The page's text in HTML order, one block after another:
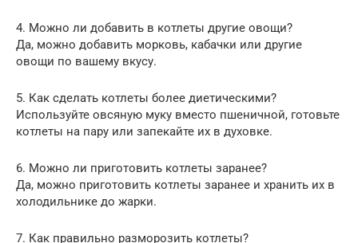
4. Можно ли добавить в котлеты другие овощи?
Да, можно добавить морковь, кабачки или другие
овощи по вашему вкусу.
5. Как сделать котлеты более диетическими?
Используйте овсяную муку вместо пшеничной, готовьте
котлеты на пару или запекайте их в духовке.
6. Можно ли приготовить котлеты заранее?
Да, можно приготовить котлеты заранее и хранить их в
холодильнике до жарки.
7. Как правильно разморозить котлеты?